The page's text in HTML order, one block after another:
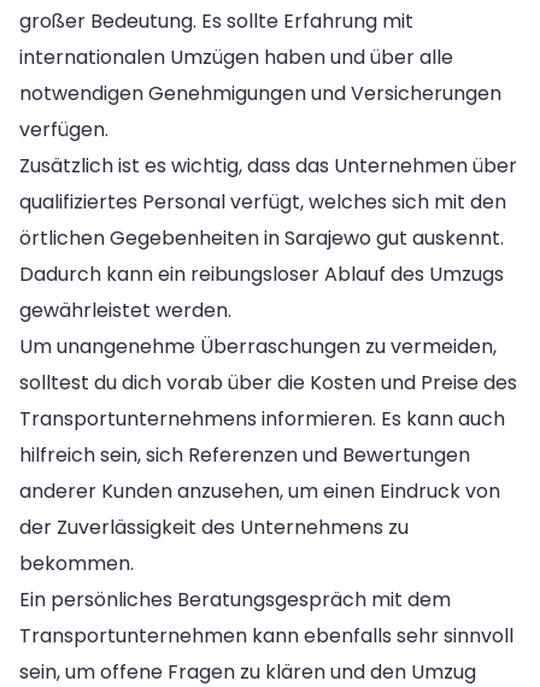
großer Bedeutung. Es sollte Erfahrung mit
internationalen Umzügen haben und über alle
notwendigen Genehmigungen und Versicherungen
verfügen.
Zusätzlich ist es wichtig, dass das Unternehmen über
qualifiziertes Personal verfügt, welches sich mit den
örtlichen Gegebenheiten in Sarajewo gut auskennt.
Dadurch kann ein reibungsloser Ablauf des Umzugs
gewährleistet werden.
Um unangenehme Überraschungen zu vermeiden,
solltest du dich vorab über die Kosten und Preise des
Transportunternehmens informieren. Es kann auch
hilfreich sein, sich Referenzen und Bewertungen
anderer Kunden anzusehen, um einen Eindruck von
der Zuverlässigkeit des Unternehmens zu
bekommen.
Ein persönliches Beratungsgespräch mit dem
Transportunternehmen kann ebenfalls sehr sinnvoll
sein, um offene Fragen zu klären und den Umzug